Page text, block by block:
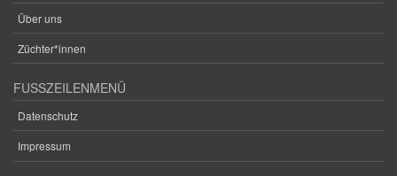
Über uns
Züchter*innen
FUSSZEILENMENÜ
Datenschutz
Impressum